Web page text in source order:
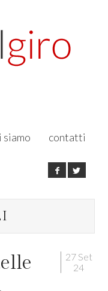
siamo contatti
27 Set
24